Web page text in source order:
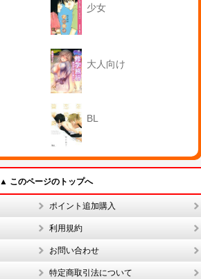
少女
大人向け
BL
▲ このページのトップへ
ポイント追加購入
利用規約
お問い合わせ
特定商取引法について